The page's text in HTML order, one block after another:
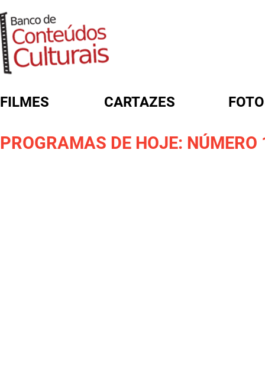
FILMES CARTAZES
PROGRAMAS DE HOJE: NÚMERO
FORMULÁRIO DE BUSCA